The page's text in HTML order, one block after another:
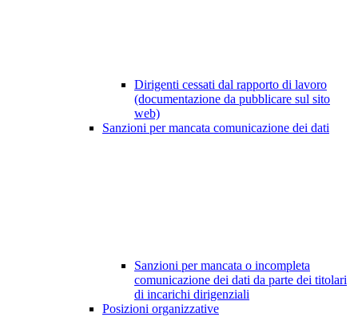
Dirigenti cessati dal rapporto di lavoro
(documentazione da pubblicare sul sito
web)
Sanzioni per mancata comunicazione dei dati
Sanzioni per mancata o incompleta
comunicazione dei dati da parte dei titolari
di incarichi dirigenziali
Posizioni organizzative